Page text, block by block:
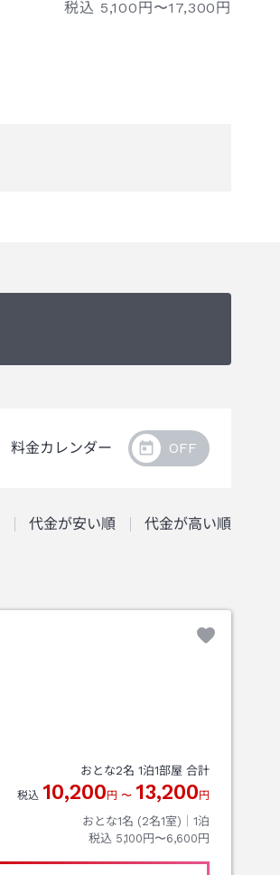
税込 5,100円〜17,300円
料金カレンダー
代金が安い順 代金が高い順
おとな2名 1泊1部屋 合計
税込 10,200 円 〜 13,200 円
おとな1名 (2名1室)｜ 1泊
税込 5,100円〜6,600円